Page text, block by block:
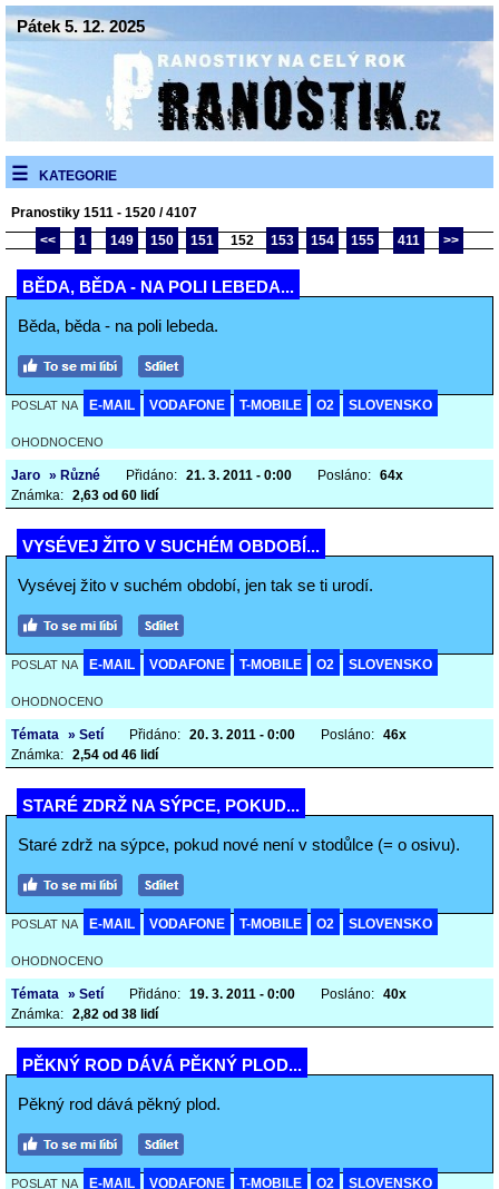
Pátek 5. 12. 2025
KATEGORIE
Pranostiky 1511 - 1520 / 4107
<<
1 149 150 151 152 153 154 155 411 >>
BĚDA, BĚDA - NA POLI LEBEDA...
Běda, běda - na poli lebeda.
POSLAT NA E-MAIL VODAFONE T-MOBILE O2 SLOVENSKO
OHODNOCENO
Jaro » Různé Přidáno: 21. 3. 2011 - 0:00 Posláno: 64x
Známka: 2,63 od 60 lidí
VYSÉVEJ ŽITO V SUCHÉM OBDOBÍ...
Vysévej žito v suchém období, jen tak se ti urodí.
POSLAT NA E-MAIL VODAFONE T-MOBILE O2 SLOVENSKO
OHODNOCENO
Témata » Setí Přidáno: 20. 3. 2011 - 0:00 Posláno: 46x
Známka: 2,54 od 46 lidí
STARÉ ZDRŽ NA SÝPCE, POKUD...
Staré zdrž na sýpce, pokud nové není v stodůlce (= o osivu).
POSLAT NA E-MAIL VODAFONE T-MOBILE O2 SLOVENSKO
OHODNOCENO
Témata » Setí Přidáno: 19. 3. 2011 - 0:00 Posláno: 40x
Známka: 2,82 od 38 lidí
PĚKNÝ ROD DÁVÁ PĚKNÝ PLOD...
Pěkný rod dává pěkný plod.
POSLAT NA E-MAIL VODAFONE T-MOBILE O2 SLOVENSKO